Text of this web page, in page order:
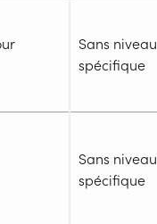
Sans niveau
spécifique
Sans niveau
spécifique